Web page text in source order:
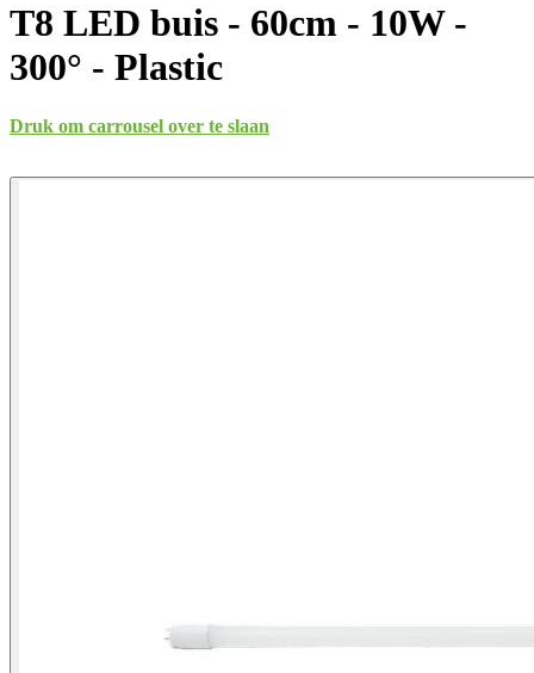
T8 LED buis - 60cm - 10W -
300° - Plastic
Druk om carrousel over te slaan